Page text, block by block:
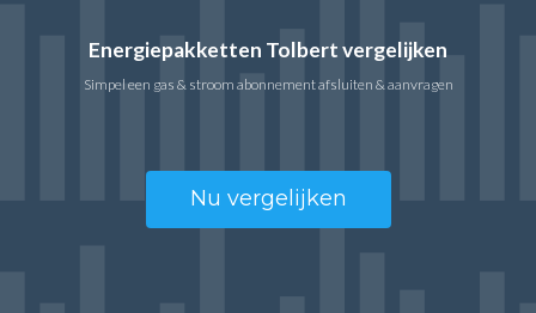
Energiepakketten Tolbert vergelijken
Simpel een gas & stroom abonnement afsluiten & aanvragen
Nu vergelijken